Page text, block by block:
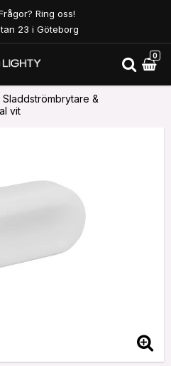
Ring oss!
23 i Göteborg
0
Sladdströmbrytare &
vit